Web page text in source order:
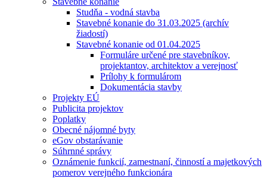
Studňa - vodná stavba
Stavebné konanie do 31.03.2025 (archív
žiadostí)
Stavebné konanie od 01.04.2025
Formuláre určené pre stavebníkov,
projektantov, architektov a verejnosť
Prílohy k formulárom
Dokumentácia stavby
Projekty EÚ
Publicita projektov
Poplatky
Obecné nájomné byty
eGov obstarávanie
Súhrnné správy
Oznámenie funkcií, zamestnaní, činností a majetkových
pomerov verejného funkcionára